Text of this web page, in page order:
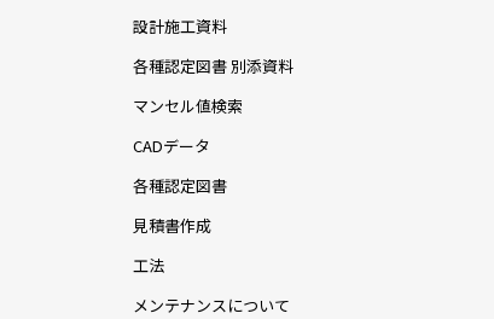
設計施工資料
各種認定図書 別添資料
マンセル値検索
CADデータ
各種認定図書
見積書作成
工法
メンテナンスについて